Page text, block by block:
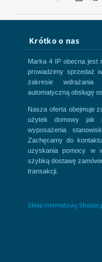
Krótko o nas
Marka 4 IP obecna jest
prowadzimy sprzedaż
zakresie wdrażania
automatyczną obsługę
Nasza oferta obejmuje
użytek domowy jak i
wyposażenia
Zachęcamy do
uzyskania pomocy w
szybką dostawę
transakcji.
Sklep internetowy